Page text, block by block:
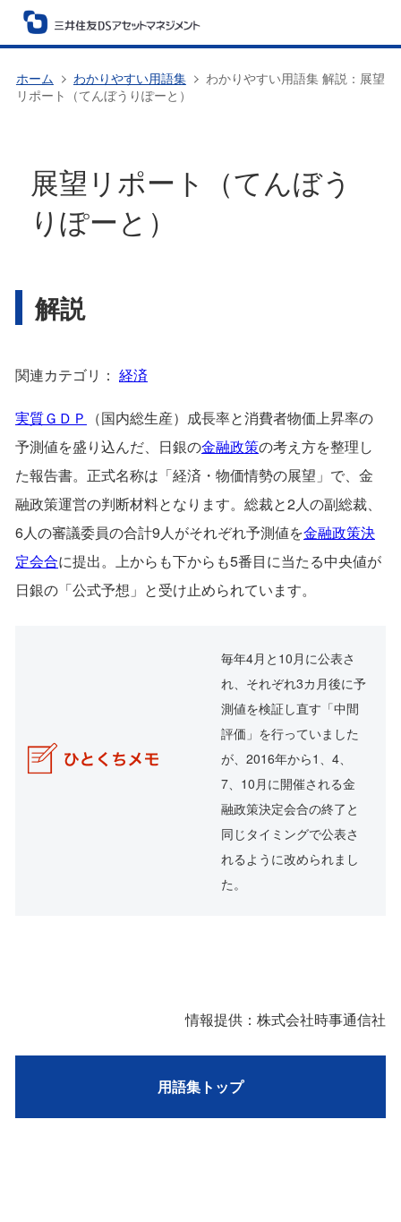
ホーム わかりやすい用語集
わかりやすい用語集 解説：展望
リポート（てんぼうりぽーと）
展望リポート（てんぼう
りぽーと）
解説
関連カテゴリ： 経済
実質ＧＤＰ
（国内総生産）成長率と消費者物価上昇率の
予測値を盛り込んだ、日銀の金融政策の考え方を整理し
た報告書。正式名称は「経済・物価情勢の展望」で、金
融政策運営の判断材料となります。総裁と2人の副総裁、
6人の審議委員の合計9人がそれぞれ予測値を金融政策決
定会合に提出。上からも下からも5番目に当たる中央値が
日銀の「公式予想」と受け止められています。
毎年4月と10月に公表さ
れ、それぞれ3カ月後に予
測値を検証し直す「中間
評価」を行っていました
が、2016年から1、4、
7、10月に開催される金
融政策決定会合の終了と
同じタイミングで公表さ
れるように改められまし
た。
情報提供：株式会社時事通信社
用語集トップ